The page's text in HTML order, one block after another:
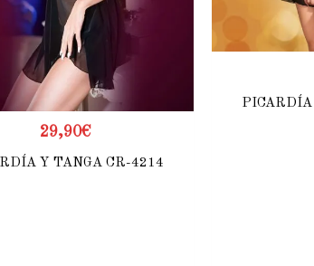
29,90€
Y TANGA CR-4214
PICARDÍA